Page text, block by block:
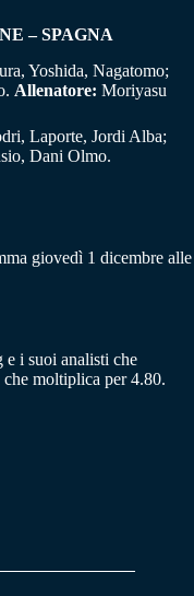
– SPAGNA
Yoshida, Nagatomo;
Allenatore: Moriyasu
Laporte, Jordi Alba;
Dani Olmo.
giovedì 1 dicembre alle
e i suoi analisti che
moltiplica per 4.80.